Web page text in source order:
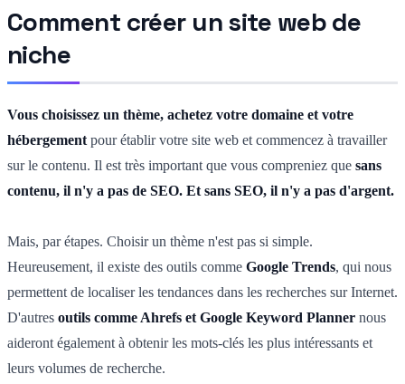
Comment créer un site web de
niche
Vous choisissez un thème, achetez votre domaine et votre
hébergement pour établir votre site web et commencez à travailler
sur le contenu. Il est très important que vous compreniez que sans
contenu, il n'y a pas de SEO. Et sans SEO, il n'y a pas d'argent.
Mais, par étapes. Choisir un thème n'est pas si simple.
Heureusement, il existe des outils comme Google Trends, qui nous
permettent de localiser les tendances dans les recherches sur Internet.
D'autres outils comme Ahrefs et Google Keyword Planner nous
aideront également à obtenir les mots-clés les plus intéressants et
leurs volumes de recherche.